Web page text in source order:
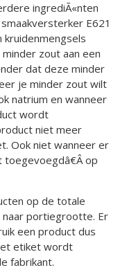
ingrediÃ«nten
E621
zout aan een
dat deze minder
je minder zout wilt
natrium en wanneer
wordt
niet meer
Ook niet wanneer er
op
op de totale
naar portiegrootte. Er
een product dus
etiket wordt
fabrikant.